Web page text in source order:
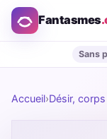
Fantasmes
Sans
Accueil›Désir,